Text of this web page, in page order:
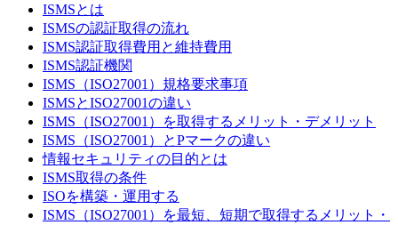
ISMSとは
ISMSの認証取得の流れ
ISMS認証取得費用と維持費用
ISMS認証機関
ISMS（ISO27001）規格要求事項
ISMSとISO27001の違い
ISMS（ISO27001）を取得するメリット・デメリット
ISMS（ISO27001）とPマークの違い
情報セキュリティの目的とは
ISMS取得の条件
ISOを構築・運用する
ISMS（ISO27001）を最短、短期で取得するメリット・